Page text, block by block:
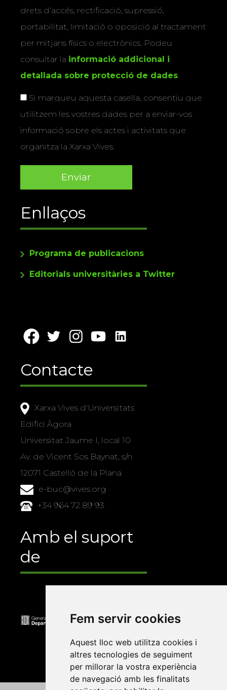
Fem servir cookies
Aquest lloc web utilitza cookies i
altres tecnologies de seguiment
per millorar la vostra experiència
de navegació amb les finalitats
drets d’accés, rectificació, supressió,
portabilitat, limitació o oposició al tractament
per mitjans físics o electrònics. Podeu
consultar la informació addicional i
detallada sobre protecció de dades.
Si marqueu aquesta casella, consentiu que
utilitzem les vostres dades per a enviar-vos
informació sobre els actes i activitats que
organitza la Xarxa Vives.
Enllaços
Programa de publicacions
Editorials universitàries a Twitter
Contacte
Xarxa Vives d'Universitats
Edifici Àgora
Universitat Jaume I, local 10
Av. de Vicent Sos Baynat, s/n
12071 Castelló de la Plana
e-buc@vives.org
+34 964 72 89 93
Amb el suport
de